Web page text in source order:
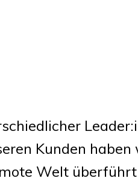
Kunden haben
Welt